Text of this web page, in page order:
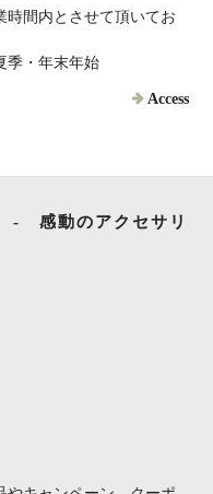
時間内とさせて頂いてお
季・年末年始
Access
感動のアクセサリ